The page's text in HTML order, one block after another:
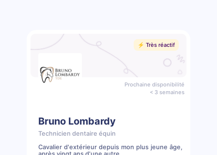
⚡️ Très réactif
Prochaine disponibilité
< 3 semaines
Bruno Lombardy
Technicien dentaire équin
Cavalier d'extérieur depuis mon plus jeune âge,